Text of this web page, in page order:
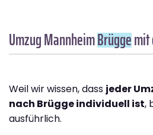
Umzug MannheimBrügge
Weil wir wissen, dass jeder
nach Brügge individuell ist,
ausführlich.